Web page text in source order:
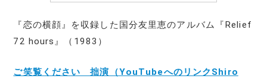
『恋の横顔』を収録した国分友里恵のアルバム『Relief
72 hours』（1983）
ご笑覧ください 拙演（YouTubeへのリンクShiro